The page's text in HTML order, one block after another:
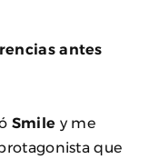
antes
Smile y me
que